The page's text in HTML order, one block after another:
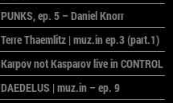
PUNKS, ep. 5 – Daniel Knorr
Terre Thaemlitz | muz.in ep.3 (part.1)
Karpov not Kasparov live in CONTROL
DAEDELUS | muz.in – ep. 9